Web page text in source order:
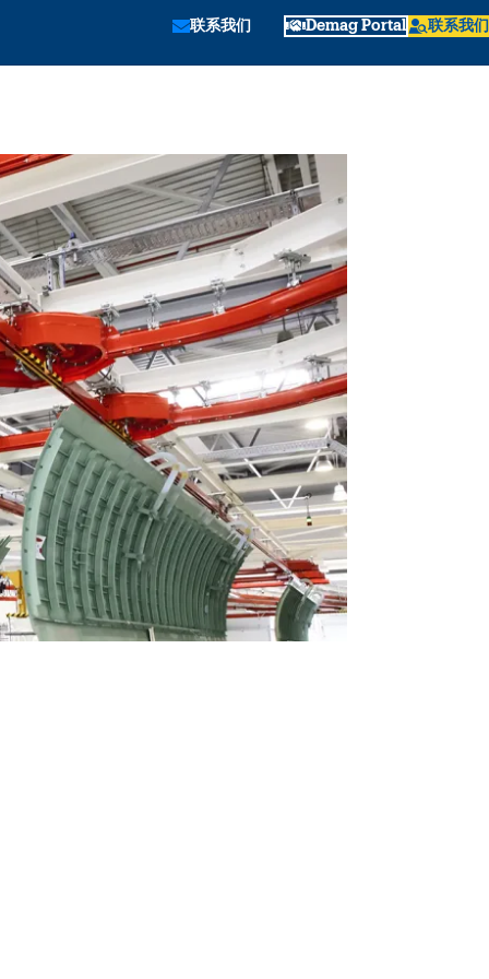
联系我们 Demag Portal 联系我们